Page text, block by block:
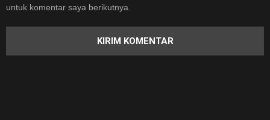
untuk komentar saya berikutnya.